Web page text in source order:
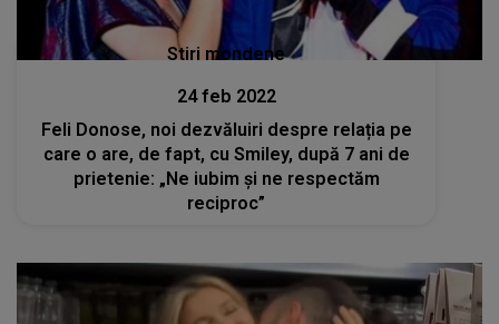
Stiri mondene
24 feb 2022
Feli Donose, noi dezvăluiri despre relația pe
care o are, de fapt, cu Smiley, după 7 ani de
prietenie: „Ne iubim și ne respectăm
reciproc”